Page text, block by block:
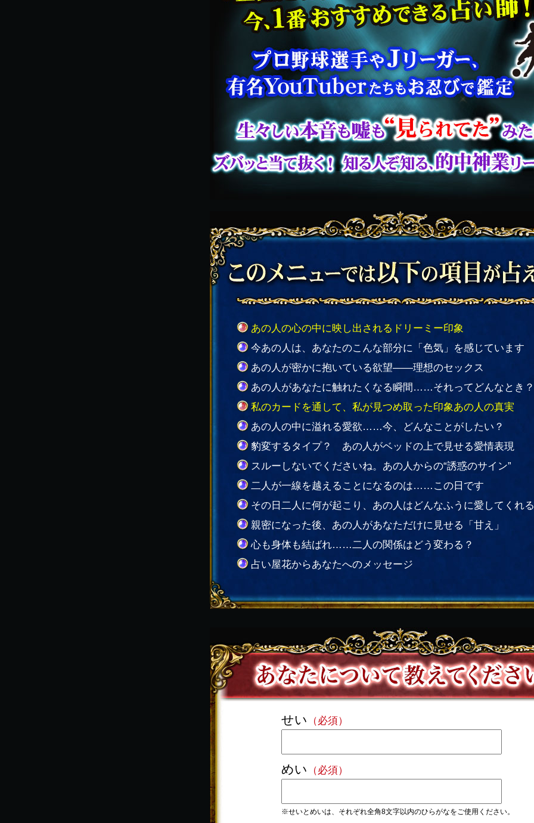
あの人の心の中に映し出されるドリーミー印象
今あの人は、あなたのこんな部分に「色気」を感じています
あの人が密かに抱いている欲望――理想のセックス
あの人があなたに触れたくなる瞬間……それってどんなとき？
私のカードを通して、私が見つめ取った印象あの人の真実
あの人の中に溢れる愛欲……今、どんなことがしたい？
豹変するタイプ？ あの人がベッドの上で見せる愛情表現
スルーしないでくださいね。あの人からの“誘惑のサイン”
二人が一線を越えることになるのは……この日です
その日二人に何が起こり、あの人はどんなふうに愛してくれ
親密になった後、あの人があなただけに見せる「甘え」
心も身体も結ばれ……二人の関係はどう変わる？
占い屋花からあなたへのメッセージ
せい （必須）
めい （必須）
※せいとめいは、それぞれ全角8文字以内のひらがなをご使用ください。